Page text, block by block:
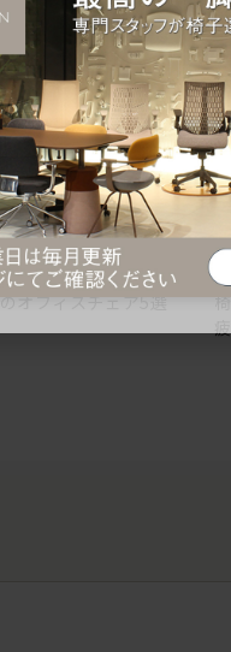
オフィスチェア5選